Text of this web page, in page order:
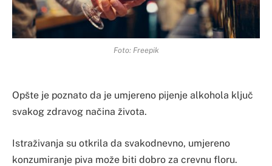
Foto: Freepik
Opšte je poznato da je umjereno pijenje alkohola ključ
svakog zdravog načina života.
Istraživanja su otkrila da svakodnevno, umjereno
konzumiranje piva može biti dobro za crevnu floru.